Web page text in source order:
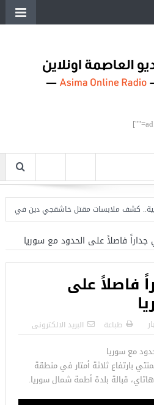
كشف ملابسات مقتل خاشقجي دين في أعناقنا
جداراً فاصلاً على الحدود مع سوريا
فاصلاً على
طباعة البريد الالكترونى
مع سوريا
بارتفاع ثلاثة أمتار في منطقة
قبالة بلدة أطمة شمال سوريا.